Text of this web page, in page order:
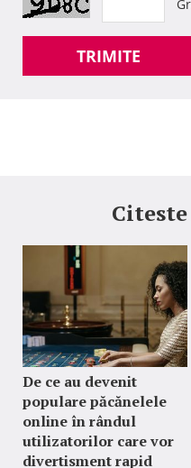
TRIMITE
De ce au devenit
populare păcănelele
online în rândul
utilizatorilor care vor
divertisment rapid